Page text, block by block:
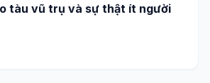
tàu vũ trụ và sự thật ít người